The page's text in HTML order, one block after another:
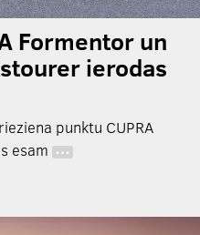
Formentor un
ierodas
punktu CUPRA
esam …